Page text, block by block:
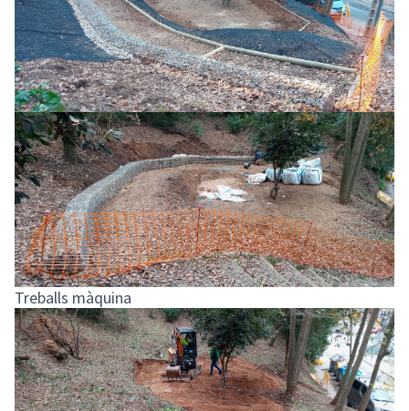
Treballs màquina